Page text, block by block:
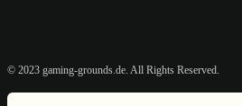
© 2023 gaming-grounds.de. All Rights Reserved.